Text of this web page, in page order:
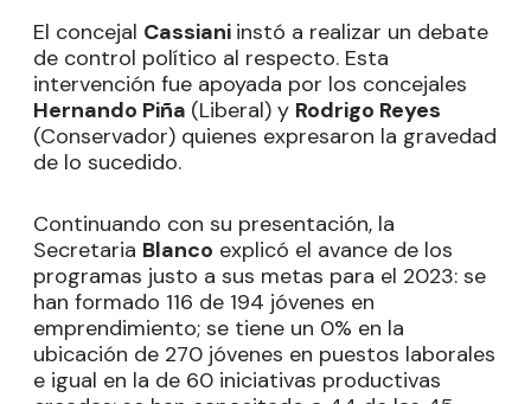
El concejal Cassiani instó a realizar un debate
de control político al respecto. Esta
intervención fue apoyada por los concejales
Hernando Piña (Liberal) y Rodrigo Reyes
(Conservador) quienes expresaron la gravedad
de lo sucedido.
Continuando con su presentación, la
Secretaria Blanco explicó el avance de los
programas justo a sus metas para el 2023: se
han formado 116 de 194 jóvenes en
emprendimiento; se tiene un 0% en la
ubicación de 270 jóvenes en puestos laborales
e igual en la de 60 iniciativas productivas